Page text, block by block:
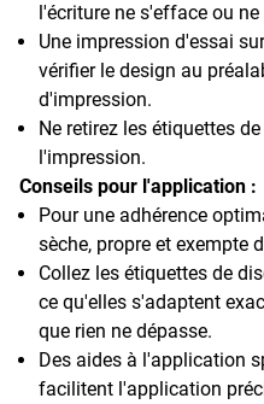
l'écriture ne s'efface ou ne
Une impression d'essai
vérifier le design au
d'impression.
Ne retirez les étiquettes
l'impression.
Conseils pour l'application :
Pour une adhérence
sèche, propre et exempte
Collez les étiquettes de
ce qu'elles s'adaptent
que rien ne dépasse.
Des aides à l'application
facilitent l'application